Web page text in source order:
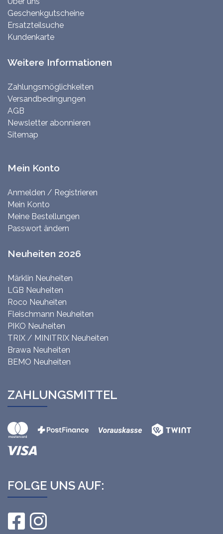
Geschenkgutscheine
Ersatzteilsuche
Kundenkarte
Weitere Informationen
Zahlungsmöglichkeiten
Versandbedingungen
AGB
Newsletter abonnieren
Sitemap
Mein Konto
Anmelden / Registrieren
Mein Konto
Meine Bestellungen
Passwort ändern
Neuheiten 2026
Märklin Neuheiten
LGB Neuheiten
Roco Neuheiten
Fleischmann Neuheiten
PIKO Neuheiten
TRIX / MINITRIX Neuheiten
Brawa Neuheiten
BEMO Neuheiten
ZAHLUNGSMITTEL
FOLGE UNS AUF: